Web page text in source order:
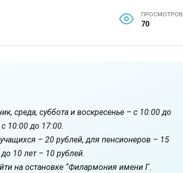
ПРОСМОТРОВ
70
среда, суббота и воскресенье – с 10:00 до
10:00 до 17:00.
– 20 рублей, для пенсионеров – 15
10 лет – 10 рублей.
на остановке “Филармония имени Г.